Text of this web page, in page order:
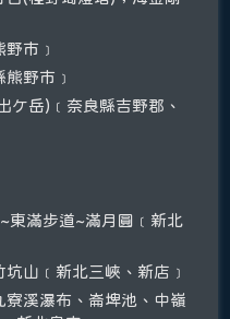
市﹞
野市﹞
ケ岳)﹝奈良縣吉野郡、
東滿步道~滿月圓﹝新北
山﹝新北三峽、新店﹞
溪瀑布、崙埤池、中嶺